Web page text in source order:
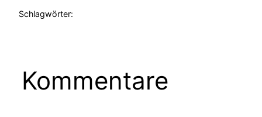
Schlagwörter:
Kommentare